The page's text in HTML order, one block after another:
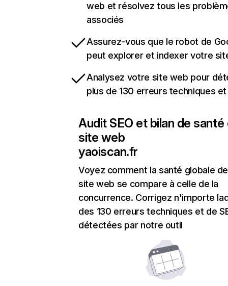
web et résolvez tous les
associés
Assurez-vous que le robot de
peut explorer et indexer votre
Analysez votre site web pour
plus de 130 erreurs techniques et
Audit SEO et bilan de santé
site web
yaoiscan.fr
Voyez comment la santé globale
site web se compare à celle de la
concurrence. Corrigez n'importe
des 130 erreurs techniques et de
détectées par notre outil